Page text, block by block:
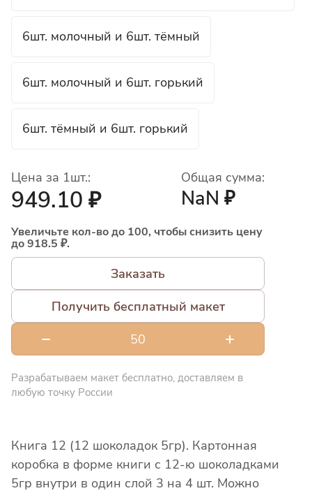
6шт. молочный и 6шт. тёмный
6шт. молочный и 6шт. горький
6шт. тёмный и 6шт. горький
Цена за 1шт.:
949.10 ₽
Общая сумма:
NaN ₽
Увеличьте кол-во до 100, чтобы снизить цену
до 918.5 ₽.
Заказать
Получить бесплатный макет
Разрабатываем макет бесплатно, доставляем в
любую точку России
Книга 12 (12 шоколадок 5гр). Картонная
коробка в форме книги с 12-ю шоколадками
5гр внутри в один слой 3 на 4 шт. Можно